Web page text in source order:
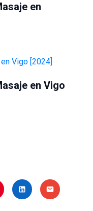
en
en Vigo